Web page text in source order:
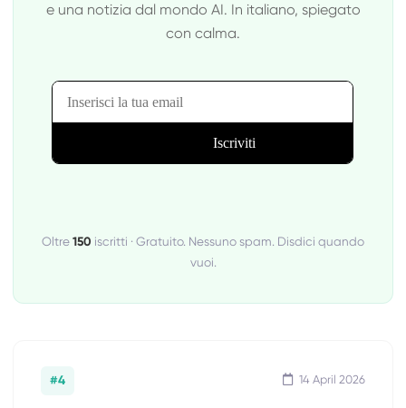
e una notizia dal mondo AI. In italiano, spiegato
con calma.
Oltre 150 iscritti · Gratuito. Nessuno spam. Disdici quando
vuoi.
#4 14 April 2026